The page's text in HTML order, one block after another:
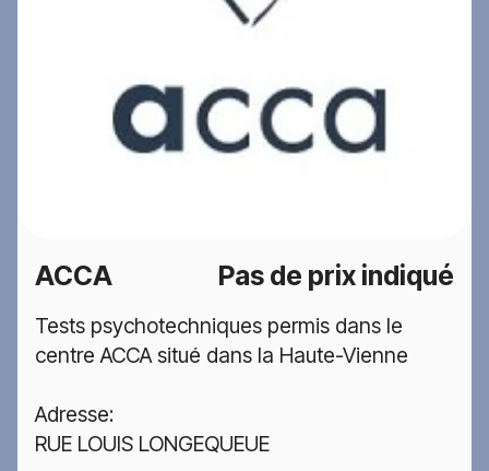
ACCA Pas de prix indiqué
Tests psychotechniques permis dans le
centre ACCA situé dans la Haute-Vienne
Adresse:
RUE LOUIS LONGEQUEUE